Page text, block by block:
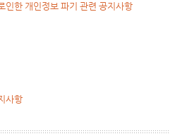
인한 개인정보 파기 관련 공지사항
사항